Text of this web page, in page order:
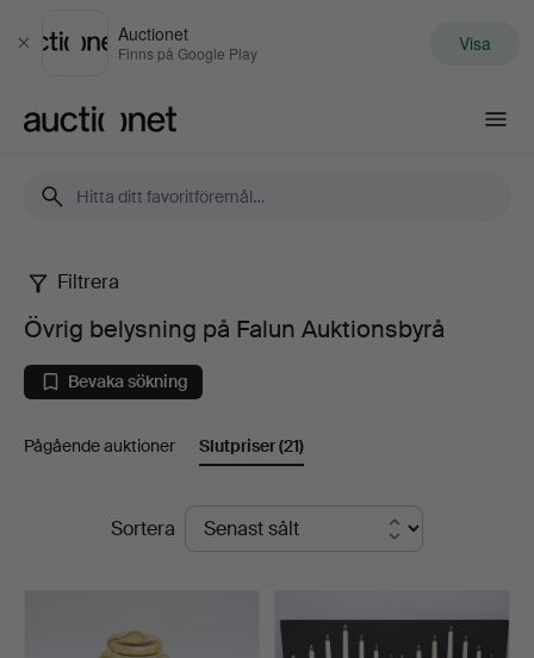
Stäng
Auctionet
Finns på Google Play Visa
Övrig
belysning
på
Falun
Auktionsbyrå
Filtrera
Övrig belysning på Falun Auktionsbyrå
Bevaka sökning
Pågående auktioner Slutpriser(21)
SlutpriserSortera